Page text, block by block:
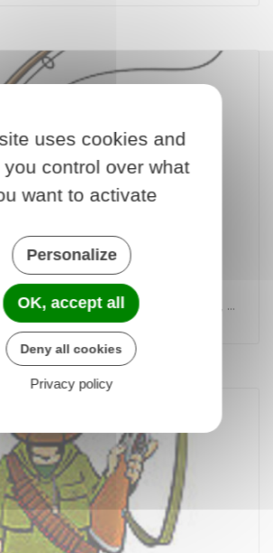
tout ce qui concerne la pêche, ...
uses cookies and
you control over what
want to activate
Personalize
OK, accept all
Deny all cookies
Privacy policy